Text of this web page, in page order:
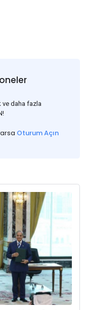
ve daha fazla
Oturum Açın